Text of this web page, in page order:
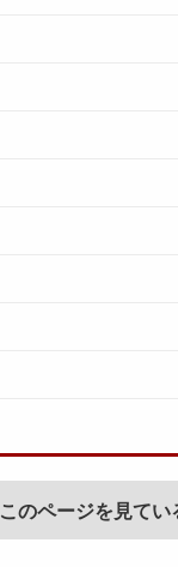
このページを見て